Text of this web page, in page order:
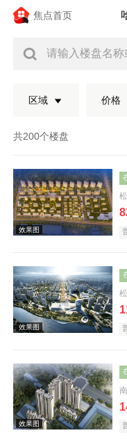
焦点首页
请输入楼盘名称
区域 价格
共200个楼盘
效果图
效果图